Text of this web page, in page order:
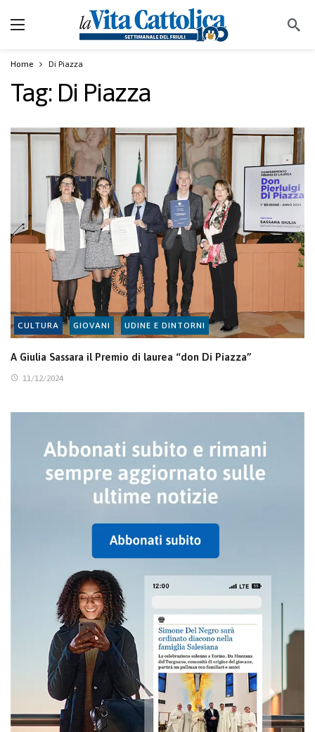
Home Di Piazza
Tag: Di Piazza
CULTURA GIOVANI UDINE E DINTORNI
A Giulia Sassara il Premio di laurea “don Di Piazza”
11/12/2024